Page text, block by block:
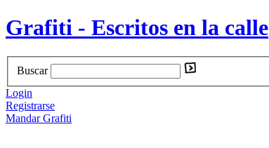
Grafiti - Escritos en la calle
Buscar
Login
Registrarse
Mandar Grafiti